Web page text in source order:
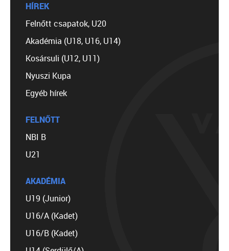
HÍREK
Felnőtt csapatok, U20
Akadémia (U18, U16, U14)
Kosársuli (U12, U11)
Nyuszi Kupa
Egyéb hírek
FELNŐTT
NBI B
U21
AKADÉMIA
U19 (Junior)
U16/A (Kadet)
U16/B (Kadet)